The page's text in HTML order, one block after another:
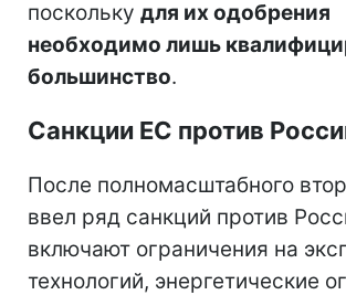
поскольку для их одобрения
необходимо лишь
большинство.
Санкции ЕС против
После полномасштабного
ввел ряд санкций против
включают ограничения на
технологий, энергетические